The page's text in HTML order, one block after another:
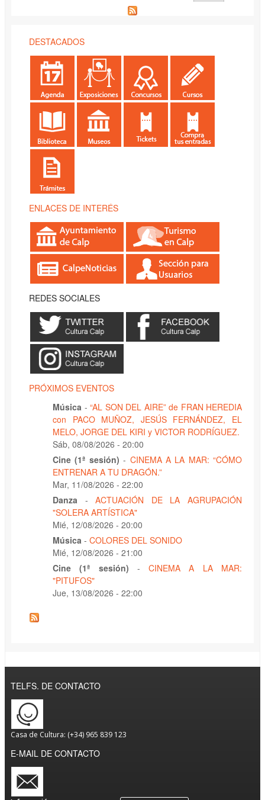
DESTACADOS
ENLACES DE INTERÉS
REDES SOCIALES
PRÓXIMOS EVENTOS
Música - “AL SON DEL AIRE” de FRAN HEREDIA
con PACO MUÑOZ, JESÚS FERNÁNDEZ, EL
MELO, JORGE DEL KIRI y VICTOR RODRÍGUEZ.
Sáb, 08/08/2026 - 20:00
Cine (1ª sesión) - CINEMA A LA MAR: “CÓMO
ENTRENAR A TU DRAGÓN.”
Mar, 11/08/2026 - 22:00
Danza
-ACTUACIÓN DE LA AGRUPACIÓN
"SOLERA ARTÍSTICA"
Mié, 12/08/2026 - 20:00
Música - COLORES DEL SONIDO
Mié, 12/08/2026 - 21:00
Cine (1ª sesión)
-CINEMA A LA MAR:
"PITUFOS"
Jue, 13/08/2026 - 22:00
TELFS. DE CONTACTO
Casa de Cultura: (+34) 965 839 123
E-MAIL DE CONTACTO